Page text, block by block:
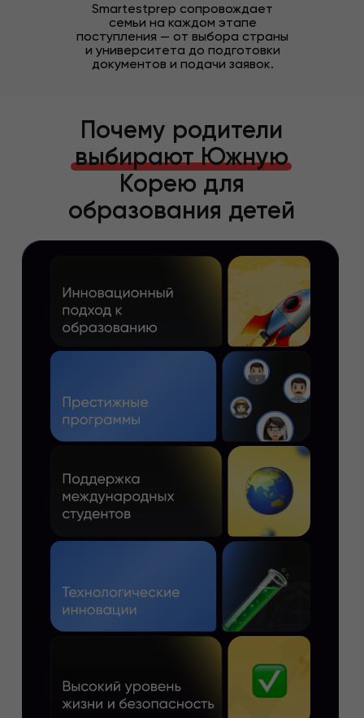
Smartestprep сопровождает
семьи на каждом этапе
поступления — от выбора страны
и университета до подготовки
документов и подачи заявок.
Почему родители
выбирают Южную
Корею для
образования детей
работает?
Мы будем помогать вам
на каждом этапе вашего